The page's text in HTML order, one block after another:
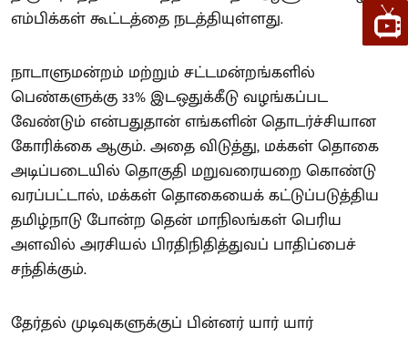
எம்பிக்கள் கூட்டத்தை நடத்தியுள்ளது.
நாடாளுமன்றம் மற்றும் சட்டமன்றங்களில்
பெண்களுக்கு 33% இடஒதுக்கீடு வழங்கப்பட
வேண்டும் என்பதுதான் எங்களின் தொடர்ச்சியான
கோரிக்கை ஆகும். அதை விடுத்து, மக்கள் தொகை
அடிப்படையில் தொகுதி மறுவரையறை கொண்டு
வரப்பட்டால், மக்கள் தொகையைக் கட்டுப்படுத்திய
தமிழ்நாடு போன்ற தென் மாநிலங்கள் பெரிய
அளவில் அரசியல் பிரதிநிதித்துவப் பாதிப்பைச்
சந்திக்கும்.
தேர்தல் முடிவுகளுக்குப் பின்னர் யார் யார்